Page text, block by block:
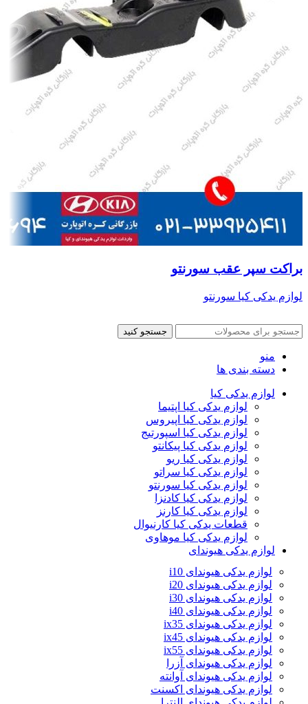
براکت سپر عقب سورنتو
لوازم یدکی کیا سورنتو
جستجو کنید
منو
دسته بندی ها
لوازم یدکی کیا
لوازم یدکی کیا اپتیما
لوازم یدکی کیا اپیروس
لوازم یدکی کیا اسپورتیج
لوازم یدکی کیا پیکانتو
لوازم یدکی کیا ریو
لوازم یدکی کیا سراتو
لوازم یدکی کیا سورنتو
لوازم یدکی کیا کادنزا
لوازم یدکی کیا کارنز
قطعات یدکی کیا کارنیوال
لوازم یدکی کیا موهاوی
لوازم یدکی هیوندای
لوازم یدکی هیوندای i10
لوازم یدکی هیوندای i20
لوازم یدکی هیوندای i30
لوازم یدکی هیوندای i40
لوازم یدکی هیوندای ix35
لوازم یدکی هیوندای ix45
لوازم یدکی هیوندای ix55
لوازم یدکی هیوندای آزرا
لوازم یدکی هیوندای آوانته
لوازم یدکی هیوندای اکسنت